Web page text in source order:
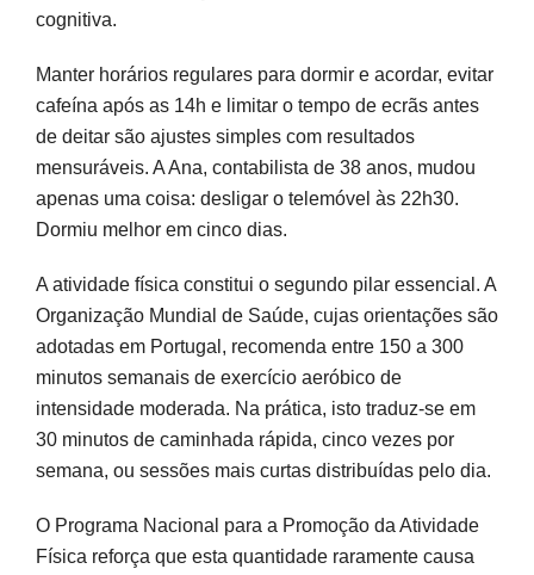
cognitiva.
Manter horários regulares para dormir e acordar, evitar
cafeína após as 14h e limitar o tempo de ecrãs antes
de deitar são ajustes simples com resultados
mensuráveis. A Ana, contabilista de 38 anos, mudou
apenas uma coisa: desligar o telemóvel às 22h30.
Dormiu melhor em cinco dias.
A atividade física constitui o segundo pilar essencial. A
Organização Mundial de Saúde, cujas orientações são
adotadas em Portugal, recomenda entre 150 a 300
minutos semanais de exercício aeróbico de
intensidade moderada. Na prática, isto traduz-se em
30 minutos de caminhada rápida, cinco vezes por
semana, ou sessões mais curtas distribuídas pelo dia.
O Programa Nacional para a Promoção da Atividade
Física reforça que esta quantidade raramente causa